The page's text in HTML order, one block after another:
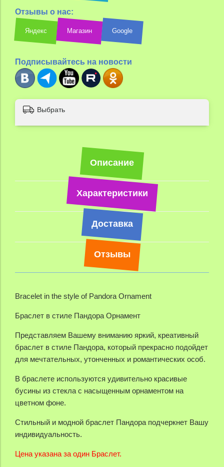
Отзывы о нас:
Яндекс Магазин Google
Подписывайтесь на новости
Выбрать
Описание
Характеристики
Доставка
Отзывы
Bracelet in the style of Pandora Ornament
Браслет в стиле Пандора Орнамент
Представляем Вашему вниманию яркий, креативный
браслет в стиле Пандора, который прекрасно подойдет
для мечтательных, утонченных и романтических особ.
В браслете используются удивительно красивые
бусины из стекла с насыщенным орнаментом на
цветном фоне.
Стильный и модной браслет Пандора подчеркнет Вашу
индивидуальность.
Цена указана за один Браслет.